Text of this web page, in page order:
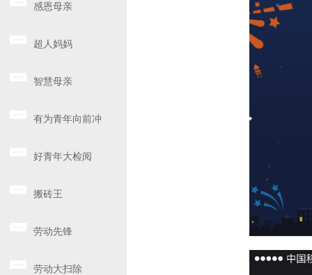
感恩母亲
超人妈妈
智慧母亲
有为青年向前冲
好青年大检阅
搬砖王
劳动先锋
劳动大扫除